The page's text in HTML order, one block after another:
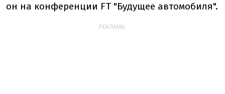
он на конференции FT "Будущее автомобиля".
РЕКЛАМА: